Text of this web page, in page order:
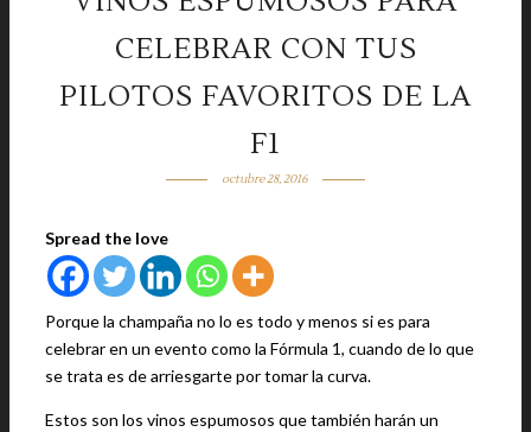
CELEBRAR CON TUS
PILOTOS FAVORITOS DE LA
F1
octubre 28, 2016
Spread the love
Porque la champaña no lo es todo y menos si es para
celebrar en un evento como la Fórmula 1, cuando de lo que
se trata es de arriesgarte por tomar la curva.
Estos son los vinos espumosos que también harán un